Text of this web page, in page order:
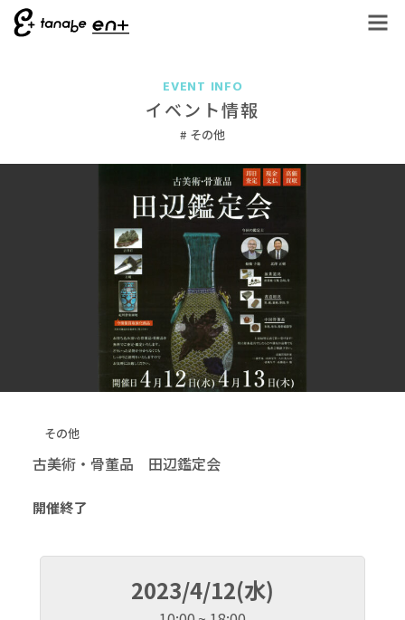
EVENT INFO
イベント情報
その他
その他
古美術・骨董品 田辺鑑定会
開催終了
2023/4/12(水)